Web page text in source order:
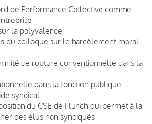
de Performance Collective comme
la polyvalence
du colloque sur le harcèlement moral
de rupture conventionnelle dans la
dans la fonction publique
syndical
du CSE de Flunch qui permet à la
des élus non syndiqués